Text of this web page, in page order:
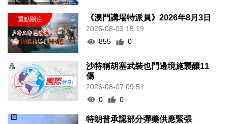
《澳門講場特派員》2026年8月3日
2026-08-03 15:19
855
0
沙特稱胡塞武裝也門邊境施襲釀11
傷
2026-08-07 09:51
0
0
特朗普承認部分彈藥供應緊張